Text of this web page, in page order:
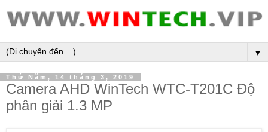
▼
Thứ Năm, 14 tháng 3, 2019
Camera AHD WinTech WTC-T201C Độ
phân giải 1.3 MP